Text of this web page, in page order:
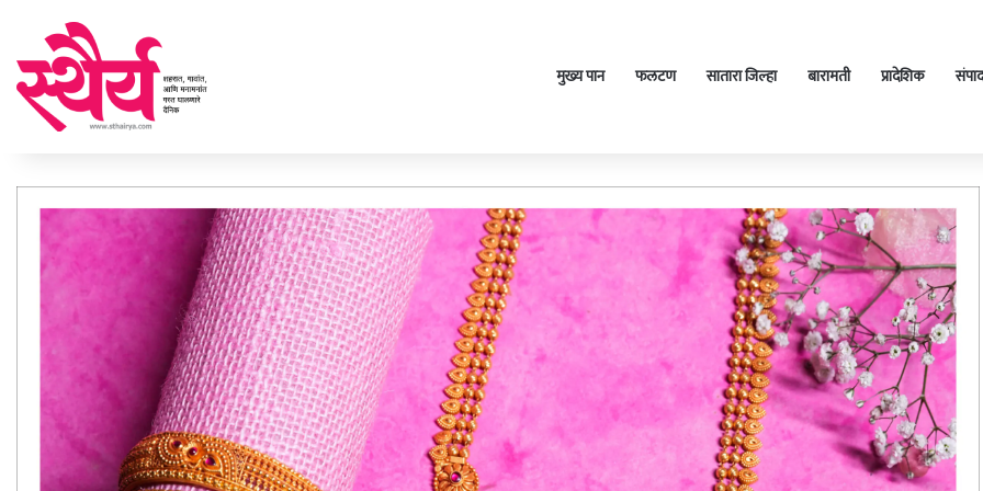
मुख्य पान फलटण सातारा जिल्हा बारामती प्रादेशिक